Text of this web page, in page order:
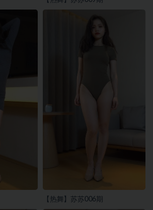
【热舞】苏苏006期